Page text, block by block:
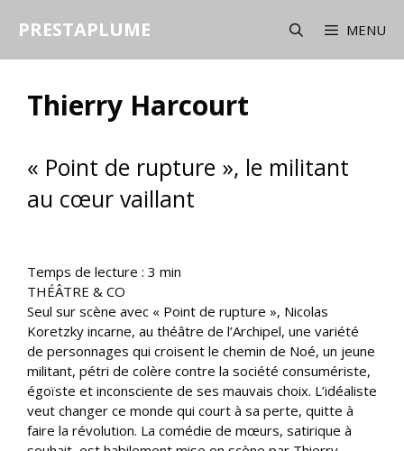
PRESTAPLUME MENU
Thierry Harcourt
« Point de rupture », le militant
au cœur vaillant
Temps de lecture : 3 min
THÉÂTRE & CO
Seul sur scène avec « Point de rupture », Nicolas
Koretzky incarne, au théâtre de l’Archipel, une variété
de personnages qui croisent le chemin de Noé, un jeune
militant, pétri de colère contre la société consumériste,
égoïste et inconsciente de ses mauvais choix. L’idéaliste
veut changer ce monde qui court à sa perte, quitte à
faire la révolution. La comédie de mœurs, satirique à